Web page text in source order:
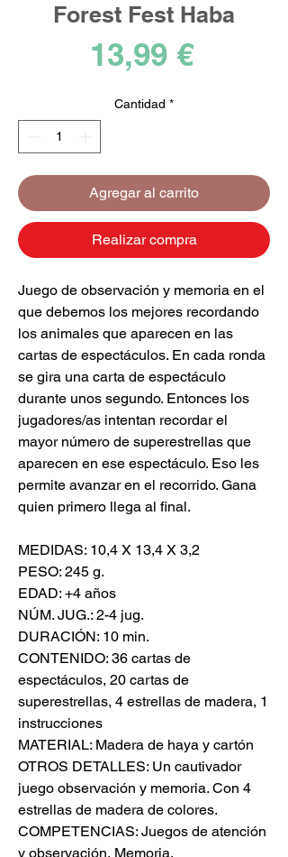
Forest Fest Haba
13,99 €Precio
Cantidad *
Agregar al carrito
Realizar compra
Juego de observación y memoria en el
que debemos los mejores recordando
los animales que aparecen en las
cartas de espectáculos. En cada ronda
se gira una carta de espectáculo
durante unos segundo. Entonces los
jugadores/as intentan recordar el
mayor número de superestrellas que
aparecen en ese espectáculo. Eso les
permite avanzar en el recorrido. Gana
quien primero llega al final.
MEDIDAS: 10,4 X 13,4 X 3,2
PESO: 245 g.
EDAD: +4 años
NÚM. JUG.: 2-4 jug.
DURACIÓN: 10 min.
CONTENIDO: 36 cartas de
espectáculos, 20 cartas de
superestrellas, 4 estrellas de madera, 1
instrucciones
MATERIAL: Madera de haya y cartón
OTROS DETALLES: Un cautivador
juego observación y memoria. Con 4
estrellas de madera de colores.
COMPETENCIAS: Juegos de atención
y observación, Memoria,